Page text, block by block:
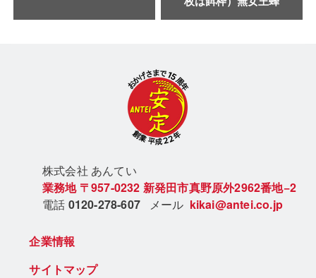
株式会社 あんてい
業務地 〒957-0232 新発田市真野原外2962番地−2
電話 0120-278-607 メール kikai@antei.co.jp
企業情報
サイトマップ